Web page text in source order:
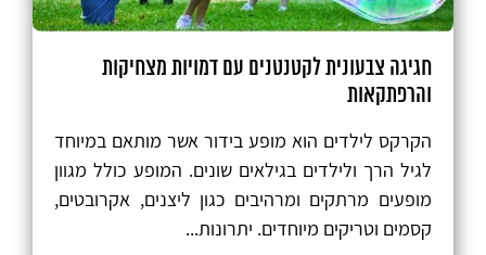
חגיגה צבעונית לקטנטנים עם דמויות מצחיקות
והרפתקאות
הקרקס לילדים הוא מופע בידור אשר מותאם במיוחד
לגיל הרך ולילדים בגילאים שונים. המופע כולל מגוון
מופעים מרתקים ומרהיבים כגון ליצנים, אקרובטים,
קסמים וטריקים מיוחדים. יתרונות...